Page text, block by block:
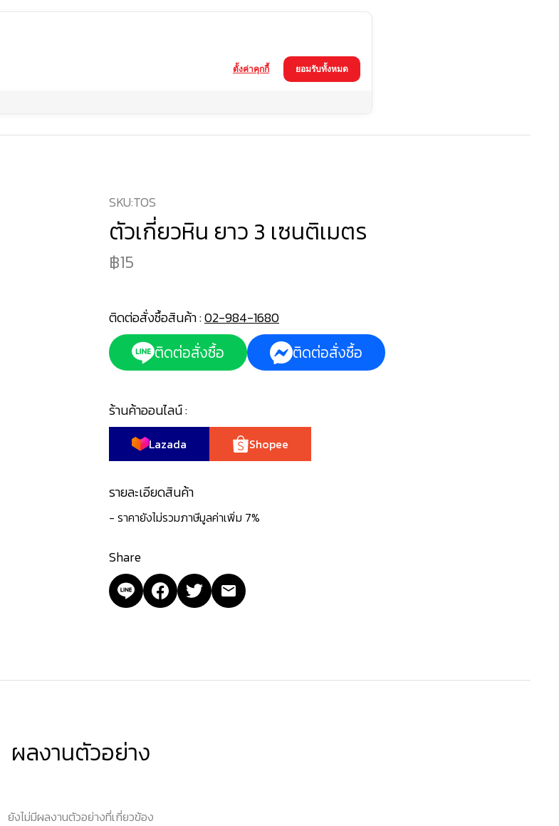
SKU:TOS
ตัวเกี่ยวหิน ยาว 3 เซนติเมตร
15
ติดต่อสั่งซื้อสินค้า :02-984-1680
ติดต่อสั่งซื้อ ติดต่อสั่งซื้อ
ร้านค้าออนไลน์ :
Lazada Shopee
รายละเอียดสินค้า
- ราคายังไม่รวมภาษีมูลค่าเพิ่ม 7%
Share
ผลงานตัวอย่าง
ยังไม่มีผลงานตัวอย่างที่เกี่ยวข้อง
ยอมรับทั้งหมด
ตั้งค่าคุกกี้